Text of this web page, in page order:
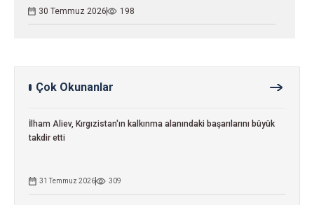
30 Temmuz 2026 198
Çok Okunanlar
İlham Aliev, Kırgızistan'ın kalkınma alanındaki başarılarını büyük
takdir etti
31 Temmuz 2026 309